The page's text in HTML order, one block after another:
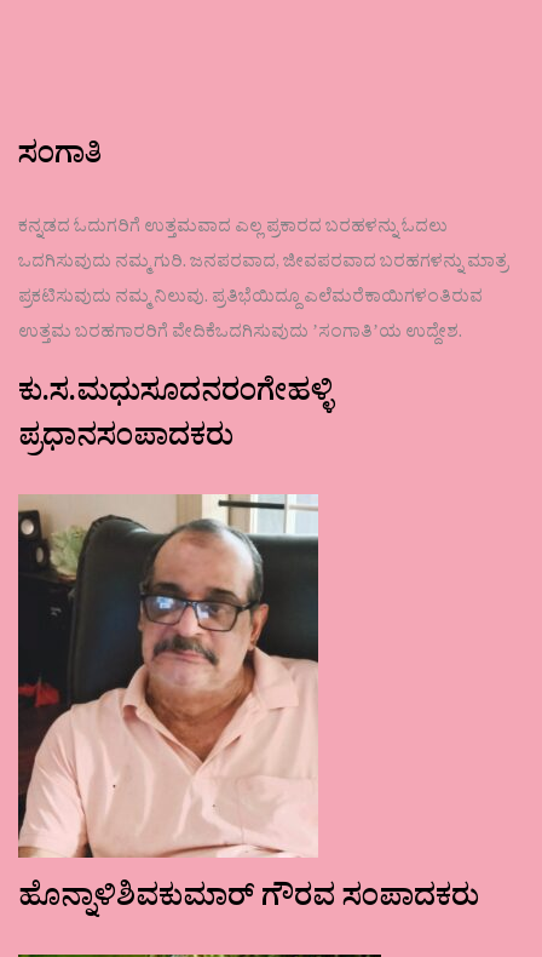
ಸಂಗಾತಿ
ಕನ್ನಡದ ಓದುಗರಿಗೆ ಉತ್ತಮವಾದ ಎಲ್ಲ ಪ್ರಕಾರದ ಬರಹಳನ್ನು ಓದಲು
ಒದಗಿಸುವುದು ನಮ್ಮ ಗುರಿ. ಜನಪರವಾದ, ಜೀವಪರವಾದ ಬರಹಗಳನ್ನು ಮಾತ್ರ
ಪ್ರಕಟಿಸುವುದು ನಮ್ಮ ನಿಲುವು. ಪ್ರತಿಭೆಯಿದ್ದೂ ಎಲೆಮರೆಕಾಯಿಗಳಂತಿರುವ
ಉತ್ತಮ ಬರಹಗಾರರಿಗೆ ವೇದಿಕೆಒದಗಿಸುವುದು ʼಸಂಗಾತಿʼಯ ಉದ್ದೇಶ.
ಕು.ಸ.ಮಧುಸೂದನರಂಗೇಹಳ್ಳಿ
ಪ್ರಧಾನಸಂಪಾದಕರು
ಹೊನ್ನಾಳಿಶಿವಕುಮಾರ್ ಗೌರವ ಸಂಪಾದಕರು